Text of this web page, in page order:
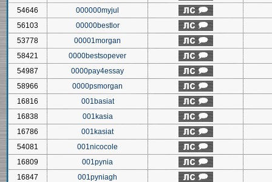
54646
000000myjul
56103
00000bestlor
53778
00001morgan
58421
0000bestsopever
54987
0000pay4essay
58966
0000psmorgan
16816
001basiat
16838
001kasia
16786
001kasiat
54081
001nicocole
16809
001pynia
16847
001pyniagh